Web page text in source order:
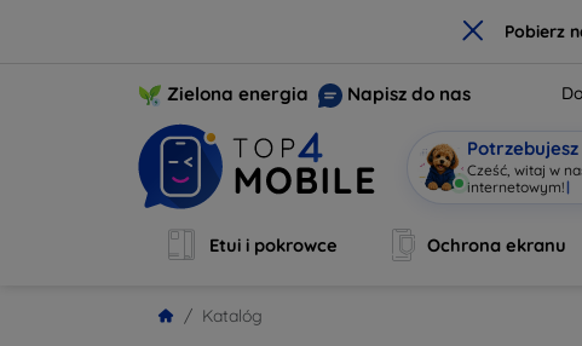
× Pobierz
Zielona energia Napisz do nas
Cześć, witaj w
internetowym!|
Etui i pokrowce Ochrona ekranu
Katalóg